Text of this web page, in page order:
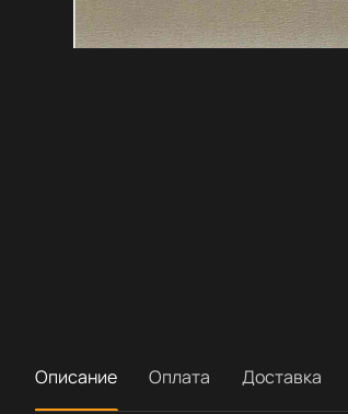
Описание Оплата Доставка